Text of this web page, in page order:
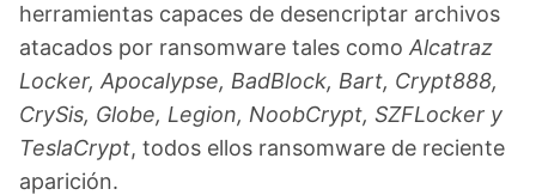
herramientas capaces de desencriptar archivos
atacados por ransomware tales como Alcatraz
Locker, Apocalypse, BadBlock, Bart, Crypt888,
CrySis, Globe, Legion, NoobCrypt, SZFLocker y
TeslaCrypt, todos ellos ransomware de reciente
aparición.